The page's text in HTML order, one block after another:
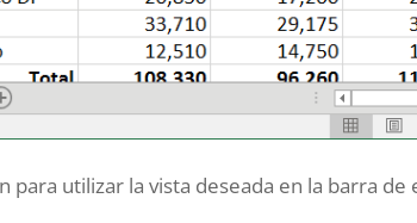
para utilizar la vista deseada en la barra de